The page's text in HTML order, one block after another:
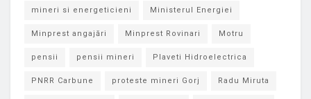
mineri si energeticieni Ministerul Energiei
Minprest angajări Minprest Rovinari Motru
pensii pensii mineri Plaveti Hidroelectrica
PNRR Carbune proteste mineri Gorj Radu Miruta